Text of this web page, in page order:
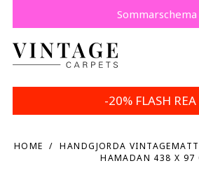
Spara 5 % | Dina
Köp nu, betala senare
Sommarschema
-20% FLASH REA
HOME HANDGJORDA
HAMADAN 438 X 97